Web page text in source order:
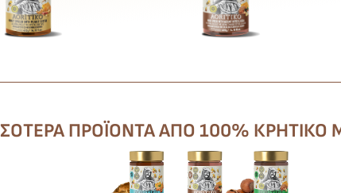
ΠΡΟΪΌΝΤΑ ΑΠΌ 100% ΚΡΗΤΙΚΌ